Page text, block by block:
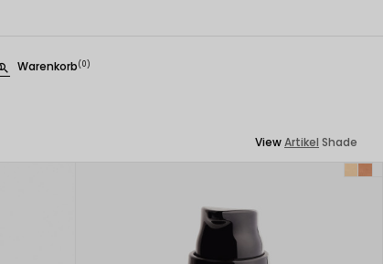
Warenkorb(0)
ViewArtikel Shade